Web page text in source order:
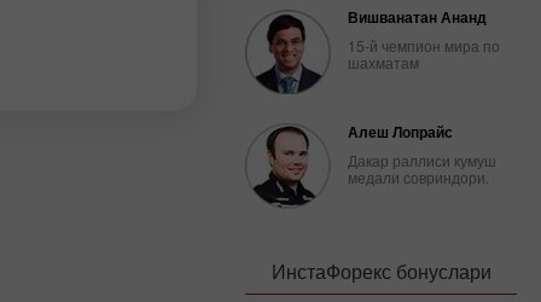
Вишванатан Ананд
15-й чемпион мира по
шахматам
Алеш Лопрайс
Дакар раллиси кумуш
медали совриндори.
ИнстаФорекс бонуслари